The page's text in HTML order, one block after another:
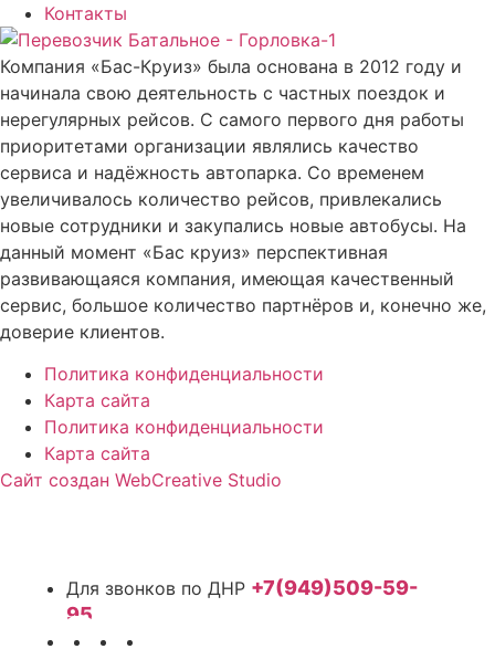
Контакты
Компания «Бас-Круиз» была основана в 2012 году и
начинала свою деятельность с частных поездок и
нерегулярных рейсов. С самого первого дня работы
приоритетами организации являлись качество
сервиса и надёжность автопарка. Со временем
увеличивалось количество рейсов, привлекались
новые сотрудники и закупались новые автобусы. На
данный момент «Бас круиз» перспективная
развивающаяся компания, имеющая качественный
сервис, большое количество партнёров и, конечно же,
доверие клиентов.
Политика конфиденциальности
Карта сайта
Политика конфиденциальности
Карта сайта
Сайт создан WebCreative Studio
+7(949)509-59-
95